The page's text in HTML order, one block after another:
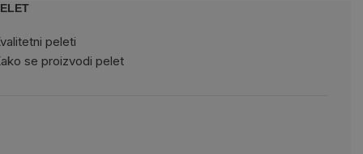
peleti
se proizvodi pelet